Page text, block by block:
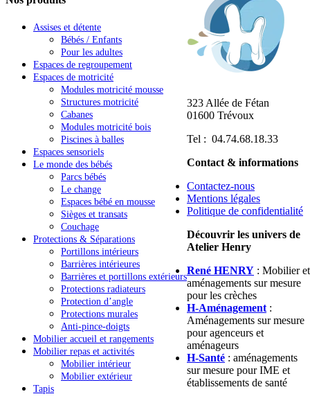
Assises et détente
Bébés / Enfants
Pour les adultes
Espaces de regroupement
Espaces de motricité
Modules motricité mousse
Structures motricité
Cabanes
Modules motricité bois
Piscines à balles
Espaces sensoriels
Le monde des bébés
Parcs bébés
Le change
Espaces bébé en mousse
Sièges et transats
Couchage
Protections & Séparations
Portillons intérieurs
Barrières intérieures
Barrières et portillons extérieurs
Protections radiateurs
Protection d’angle
Protections murales
Anti-pince-doigts
Mobilier accueil et rangements
Mobilier repas et activités
Mobilier intérieur
Mobilier extérieur
Tapis
323 Allée de Fétan
01600 Trévoux
Tel : 04.74.68.18.33
Contact & informations
Contactez-nous
Mentions légales
Politique de confidentialité
Découvrir les univers de
Atelier Henry
René HENRY : Mobilier et
aménagements sur mesure
pour les crèches
H-Aménagement :
Aménagements sur mesure
pour agenceurs et
aménageurs
H-Santé : aménagements
sur mesure pour IME et
établissements de santé